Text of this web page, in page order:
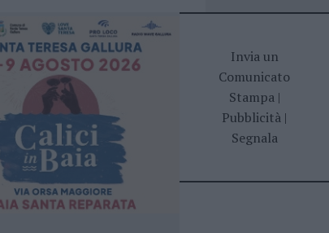
Invia un
Comunicato
Stampa|
Pubblicità |
Segnala